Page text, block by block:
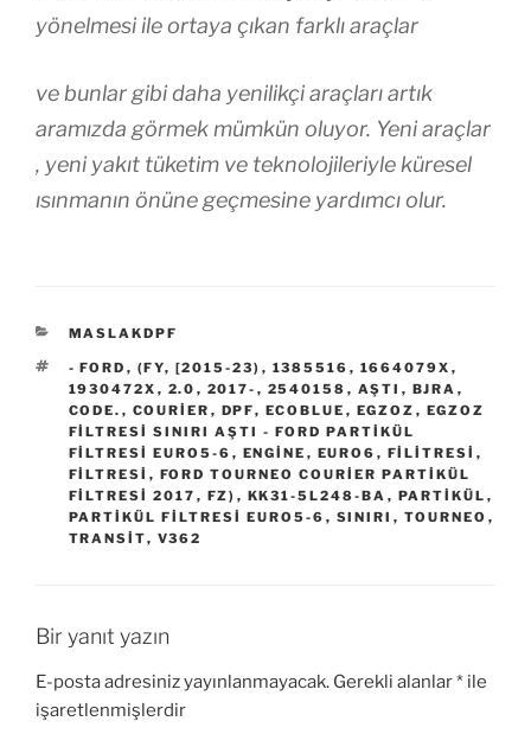
yönelmesi ile ortaya çıkan farklı araçlar
ve bunlar gibi daha yenilikçi araçları artık
aramızda görmek mümkün oluyor. Yeni araçlar
, yeni yakıt tüketim ve teknolojileriyle küresel
ısınmanın önüne geçmesine yardımcı olur.
KATEGORILER
MASLAKDPF
ETIKETLER
- FORD , (FY, [2015-23) , 1385516 , 1664079X ,
1930472X , 2.0 , 2017- , 2540158 , AŞTI , BJRA ,
CODE. , COURIER , DPF, ECOBLUE , EGZOZ , EGZOZ
FILTRESI SINIRI AŞTI - FORD PARTIKÜL
FILTRESI EURO5-6 , ENGINE , EURO6 , FİLİTRESİ ,
FILTRESI , FORD TOURNEO COURIER PARTIKÜL
FILTRESI 2017 , FZ) , KK31-5L248-BA , PARTIKÜL ,
PARTIKÜL FILTRESI EURO5-6 , SINIRI , TOURNEO ,
TRANSIT, V362
Bir yanıt yazın
E-posta adresiniz yayınlanmayacak. Gerekli alanlar* ile
işaretlenmişlerdir